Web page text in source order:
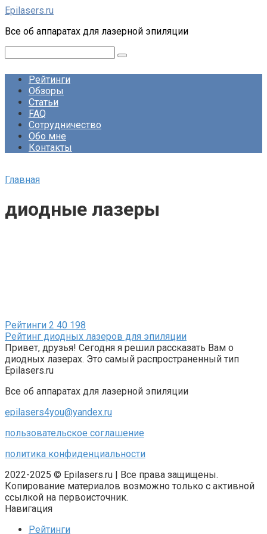
Перейти
контенту
Epilasers.ru
Все об аппаратах для лазерной эпиляции
Рейтинги
Обзоры
Статьи
FAQ
Сотрудничество
Обо мне
Контакты
Главная
диодные лазеры
Рейтинги 2 40 198
Рейтинг диодных лазеров для эпиляции
Привет, друзья! Сегодня я решил рассказать Вам о
диодных лазерах. Это самый распространенный тип
Epilasers.ru
Все об аппаратах для лазерной эпиляции
epilasers4you@yandex.ru
пользовательское соглашение
политика конфиденциальности
2022-2025 © Epilasers.ru | Все права защищены.
Копирование материалов возможно только с активной
ссылкой на первоисточник.
Навигация
Рейтинги